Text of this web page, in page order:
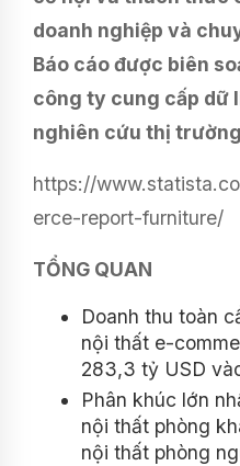
doanh nghiệp và
Báo cáo được biên
công ty cung cấp dữ
nghiên cứu thị
https://
erce-report-furniture/
TỔNG QUAN
Doanh thu toàn
nội thất e-
283,3 tỷ USD
Phân khúc lớn
nội thất phòng
nội thất phòng